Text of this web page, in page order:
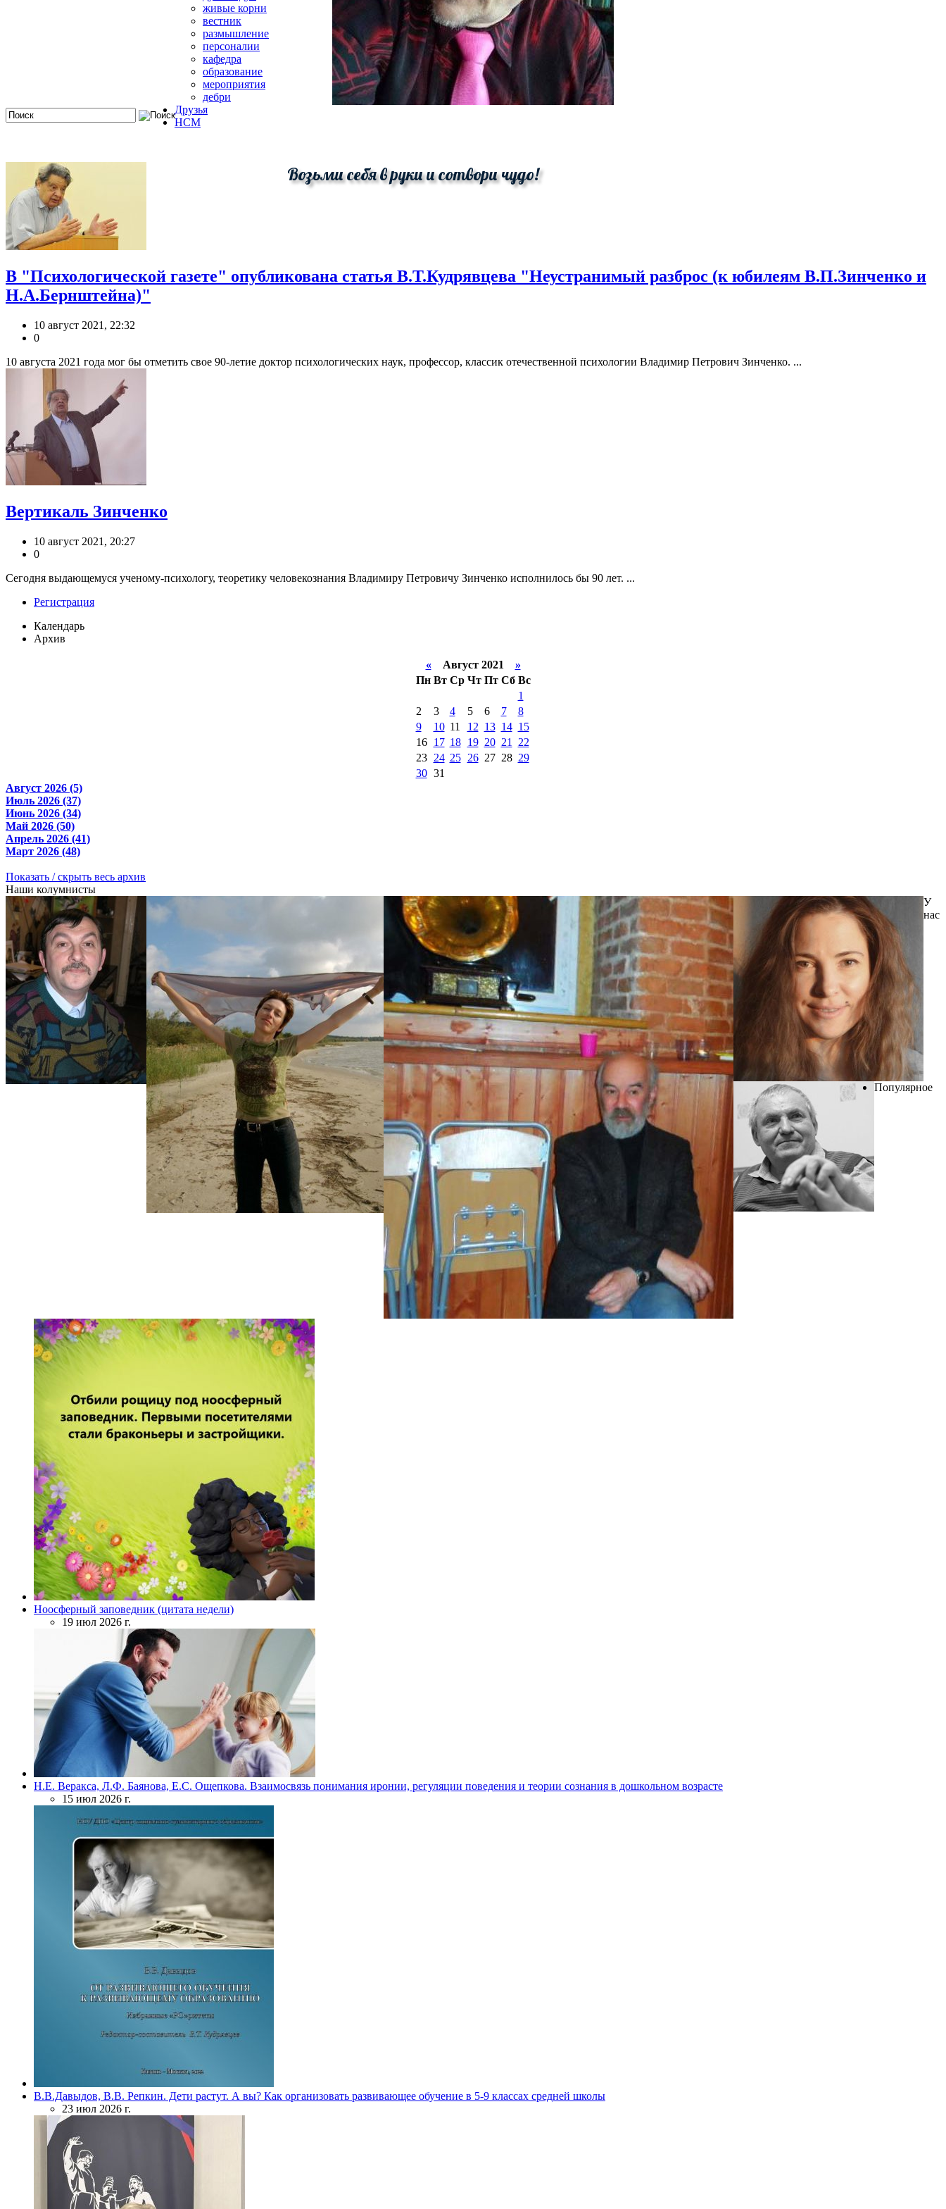
Возьми себя в руки и сотвори чудо!
живые корни
вестник
размышление
персоналии
кафедра
образование
мероприятия
дебри
Друзья
HCM
В "Психологической газете" опубликована статья В.Т.Кудрявцева "Неустранимый разброс (к юбилеям В.П.Зинченко и
Н.А.Бернштейна)"
10 август 2021, 22:32
0
10 августа 2021 года мог бы отметить свое 90-летие доктор психологических наук, профессор, классик отечественной психологии Владимир Петрович Зинченко. ...
Вертикаль Зинченко
10 август 2021, 20:27
0
Сегодня выдающемуся ученому-психологу, теоретику человекознания Владимиру Петровичу Зинченко исполнилось бы 90 лет. ...
Регистрация
Календарь
Архив
«Август 2021 »
Пн Вт Ср Чт Пт Сб Вс
1
2
3 4 5 6 7
8
9
10 11 12 13 14 15
16
17 18 19 20 21
22
23
24 25 26 27 28 29
30 31
Август 2026 (5)
Июль 2026 (37)
Июнь 2026 (34)
Май 2026 (50)
Апрель 2026 (41)
Март 2026 (48)
Показать / скрыть весь архив
Наши колумнисты
У
нас
Популярное
Ноосферный заповедник (цитата недели)
19 июл 2026 г.
Н.Е. Веракса, Л.Ф. Баянова, Е.С. Ощепкова. Взаимосвязь понимания иронии, регуляции поведения и теории сознания в дошкольном возрасте
15 июл 2026 г.
В.В.Давыдов, В.В. Репкин. Дети растут. А вы? Как организовать развивающее обучение в 5-9 классах средней школы
23 июл 2026 г.